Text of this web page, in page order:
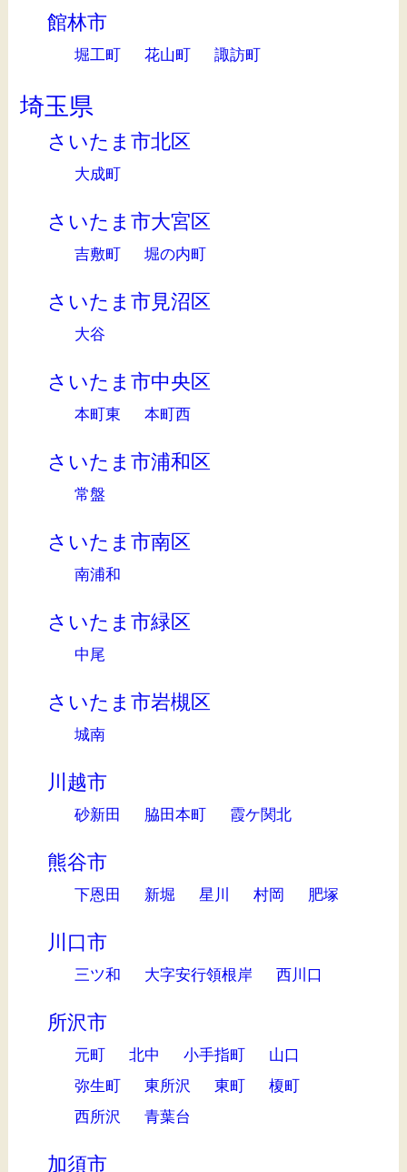
館林市
堀工町 花山町 諏訪町
埼玉県
さいたま市北区
大成町
さいたま市大宮区
吉敷町 堀の内町
さいたま市見沼区
大谷
さいたま市中央区
本町東 本町西
さいたま市浦和区
常盤
さいたま市南区
南浦和
さいたま市緑区
中尾
さいたま市岩槻区
城南
川越市
砂新田 脇田本町 霞ケ関北
熊谷市
下恩田 新堀 星川 村岡 肥塚
川口市
三ツ和 大字安行領根岸 西川口
所沢市
元町 北中 小手指町
山口
弥生町
東所沢 東町
榎町
西所沢
青葉台
加須市